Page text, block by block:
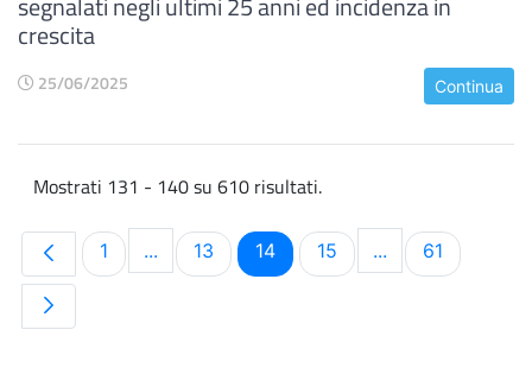
crescita
25/06/2025 Continua
Mostrati 131 - 140 su 610 risultati.
Pagina
1 ...Pagine intermedie Use TAB to navigate.
Pagina
13 Pagina
14 Pagina
15 ...PaginePagina
61